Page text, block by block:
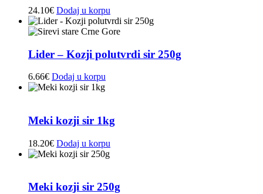
24.10€ Dodaj u korpu
Lider – Kozji polutvrdi sir 250g
6.66€ Dodaj u korpu
Meki kozji sir 1kg
18.20€ Dodaj u korpu
Meki kozji sir 250g